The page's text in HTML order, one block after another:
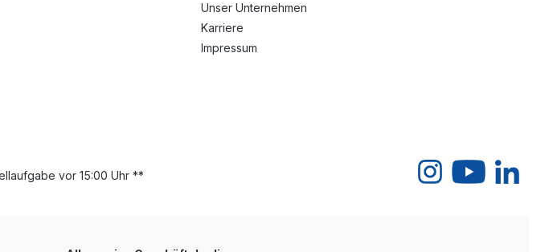
Unser Unternehmen
Karriere
Impressum
vor 15:00 Uhr **